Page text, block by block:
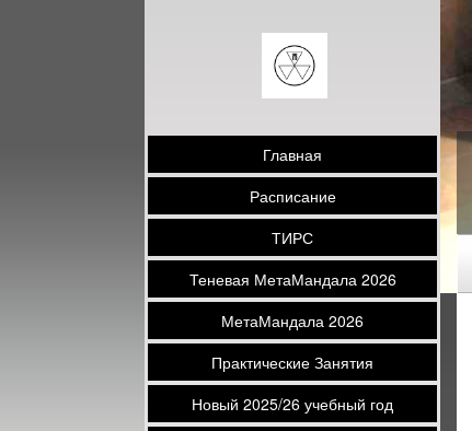
Главная
Расписание
ТИРС
Теневая МетаМандала 2026
МетаМандала 2026
Практические Занятия
Новый 2025/26 учебный год